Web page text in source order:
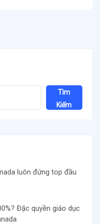
Tìm
Kiếm
luôn đứng top đầu
Đặc quyền giáo dục